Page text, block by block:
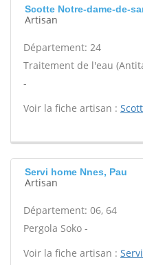
Scotte Notre-dame-de-
Artisan
Département: 24
Traitement de l'eau
-
Voir la fiche artisan :
Servi home Nnes, Pau
Artisan
Département: 06, 64
Pergola Soko -
Voir la fiche artisan :